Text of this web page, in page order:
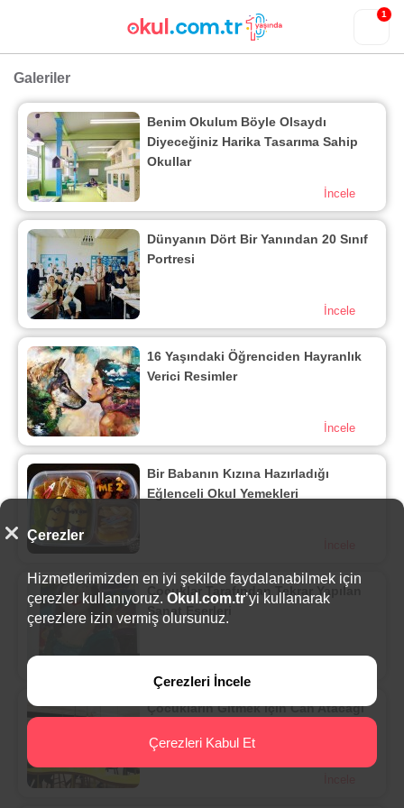
1
Galeriler
Benim Okulum Böyle Olsaydı
Diyeceğiniz Harika Tasarıma Sahip
Okullar
İncele
Dünyanın Dört Bir Yanından 20 Sınıf
Portresi
İncele
16 Yaşındaki Öğrenciden Hayranlık
Verici Resimler
İncele
Bir Babanın Kızına Hazırladığı
Eğlenceli Okul Yemekleri
Çocuklar Tarafından Tekrar Yapılan
Sanat Eserleri
Çocukların Gitmek için Can Atacağı
Çerezler
Hizmetlerimizden en iyi şekilde faydalanabilmek için
çerezler kullanıyoruz. Okul.com.tr’yi kullanarak
çerezlere izin vermiş olursunuz.
Çerezleri İncele
Çerezleri Kabul Et